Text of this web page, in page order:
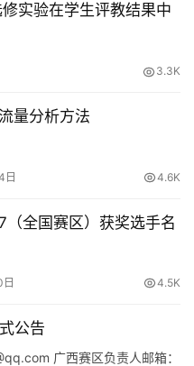
实验在学生评教结果中
3.3K
量分析方法
日 4.6K
（全国赛区）获奖选手名
4.5K
公告
广西赛区负责人邮箱：